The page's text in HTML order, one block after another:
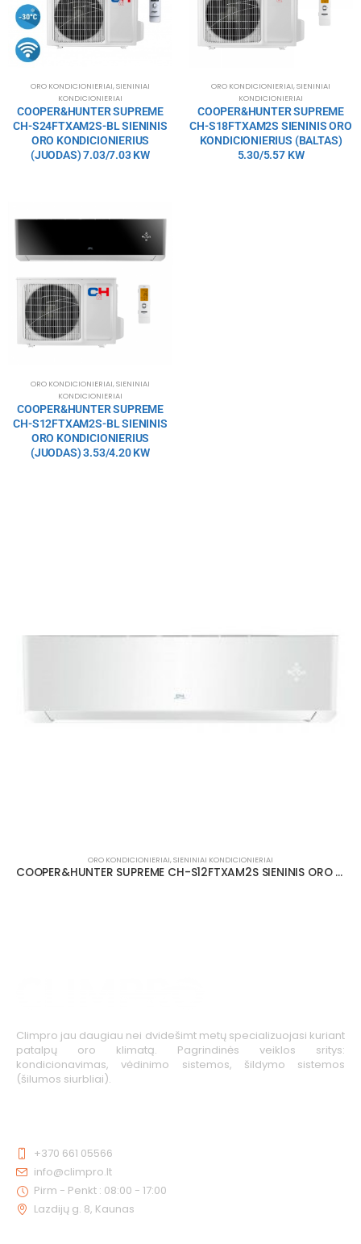
ORO KONDICIONIERIAI,SIENINIAI
KONDICIONIERIAI
COOPER&HUNTER SUPREME
CH-S24FTXAM2S-BL SIENINIS
ORO KONDICIONIERIUS
(JUODAS) 7.03/7.03 KW
ORO KONDICIONIERIAI,SIENINIAI
KONDICIONIERIAI
COOPER&HUNTER SUPREME
CH-S18FTXAM2S SIENINIS ORO
KONDICIONIERIUS (BALTAS)
5.30/5.57 KW
ORO KONDICIONIERIAI,SIENINIAI
KONDICIONIERIAI
COOPER&HUNTER SUPREME
CH-S12FTXAM2S-BL SIENINIS
ORO KONDICIONIERIUS
(JUODAS) 3.53/4.20 KW
ORO KONDICIONIERIAI,SIENINIAI KONDICIONIERIAI
COOPER&HUNTER SUPREME CH-S12FTXAM2S SIENINIS ORO KONDICIONIERIUS (BALTAS) 3.53/4.20 KW
Climpro jau daugiau nei dvidešimt metų specializuojasi kuriant
patalpų oro klimatą. Pagrindinės veiklos sritys:
kondicionavimas, vėdinimo sistemos, šildymo sistemos
(šilumos siurbliai).
+370 661 05566
info@climpro.lt
Pirm - Penkt : 08:00 - 17:00
Lazdijų g. 8, Kaunas